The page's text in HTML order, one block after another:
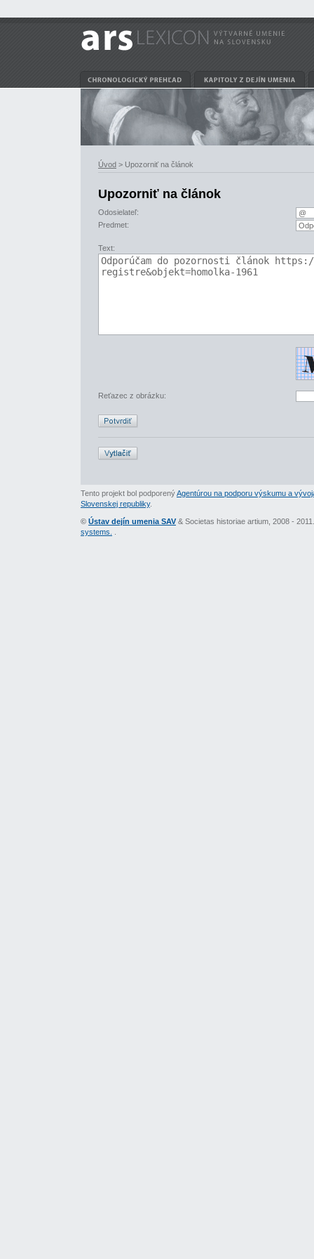
Úvod > Upozorniť na článok
Upozorniť na článok
Odosielateľ:
Predmet:
Text:
Reťazec z obrázku:
Tento projekt bol podporenýAgentúrou na podporu výskumu a
Slovenskej republiky.
© Ústav dejín umenia SAV & Societas historiae artium, 2008 -
systems.